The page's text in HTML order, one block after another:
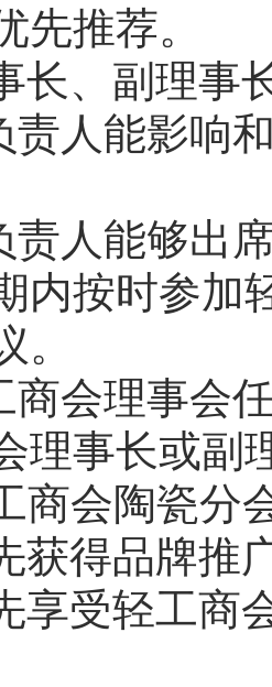
先推荐。
长、副理事
责人能影响
责人能够出
内按时参加
。
商会理事会
理事长或副
商会陶瓷分
获得品牌推
享受轻工商